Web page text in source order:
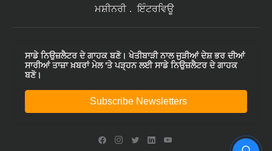
ਮਸ਼ੀਨਰੀ
ਇੰਟਰਵਿਊ
ਸਾਡੇ ਨਿਉਜ਼ਲੈਟਰ ਦੇ ਗਾਹਕ ਬਣੋ। ਖੇਤੀਬਾੜੀ ਨਾਲ ਜੁੜੀਆਂ ਦੇਸ਼ ਭਰ ਦੀਆਂ
ਸਾਰੀਆਂ ਤਾਜ਼ਾ ਖ਼ਬਰਾਂ ਮੇਲ 'ਤੇ ਪੜ੍ਹਨ ਲਈ ਸਾਡੇ ਨਿਉਜ਼ਲੈਟਰ ਦੇ ਗਾਹਕ
ਬਣੋ।
Subscribe Newsletters